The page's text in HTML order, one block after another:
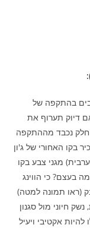
בהתקפה של
דיוק תערוף את
נכבד מההתקפה
בקו האחורי של ג'ון
מגני צבע בקו
בעצם? כי הווינג
(ראו תמונה למטה)
חיוני מול סגנון
אקטיבי ויעיל